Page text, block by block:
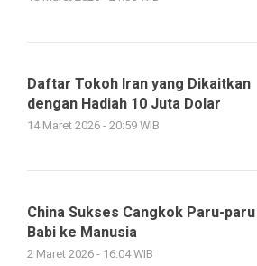
Daftar Tokoh Iran yang Dikaitkan
dengan Hadiah 10 Juta Dolar
14 Maret 2026 - 20:59 WIB
China Sukses Cangkok Paru-paru
Babi ke Manusia
2 Maret 2026 - 16:04 WIB